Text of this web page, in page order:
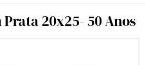
20x25- 50 Anos